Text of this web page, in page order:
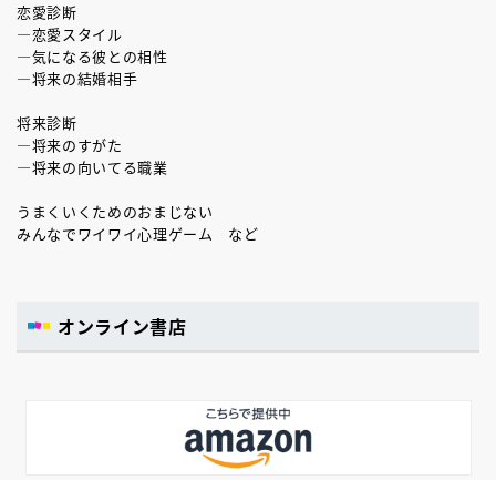
恋愛診断
―恋愛スタイル
―気になる彼との相性
―将来の結婚相手
将来診断
―将来のすがた
―将来の向いてる職業
うまくいくためのおまじない
みんなでワイワイ心理ゲーム など
オンライン書店